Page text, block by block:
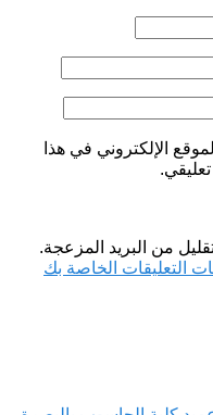
الإلكتروني في هذا
من البريد المزعجة.
التعليقات الخاصة بك